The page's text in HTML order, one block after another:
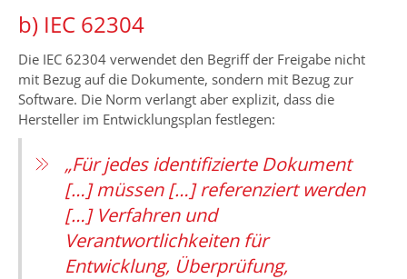
b) IEC 62304
Die IEC 62304 verwendet den Begriff der Freigabe nicht
mit Bezug auf die Dokumente, sondern mit Bezug zur
Software. Die Norm verlangt aber explizit, dass die
Hersteller im Entwicklungsplan festlegen:
„Für jedes identifizierte Dokument
[…] müssen […] referenziert werden
[…] Verfahren und
Verantwortlichkeiten für
Entwicklung, Überprüfung,